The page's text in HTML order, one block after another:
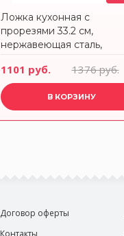
Ложка кухонная с
прорезями 33.2 см,
нержавеющая сталь,
KITCHEN CRAFT
1101 руб. 1376 руб.
В КОРЗИНУ
Договор оферты
Контакты